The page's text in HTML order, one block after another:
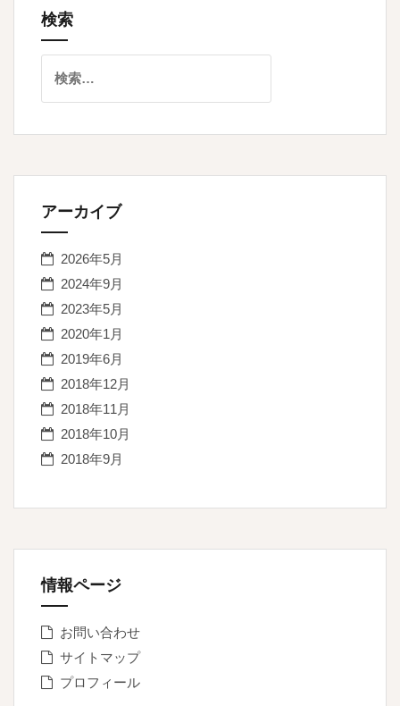
検索
索:
アーカイブ
2026年5月
2024年9月
2023年5月
2020年1月
2019年6月
2018年12月
2018年11月
2018年10月
2018年9月
情報ページ
お問い合わせ
サイトマップ
プロフィール